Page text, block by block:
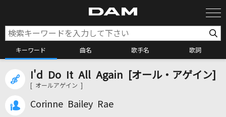
キーワード 曲名 歌手名 歌詞
カラオケ検索
カラオケ店舗検索
I'd Do It All Again [オール・アゲイン]
[ オールアゲイン ]
Corinne Bailey Rae